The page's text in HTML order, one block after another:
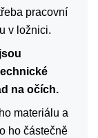
pracovní
v ložnici.
na očích.
materiálu a
ho částečně